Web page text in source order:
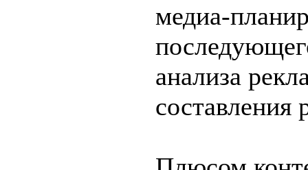
медиа-
анализа
составления